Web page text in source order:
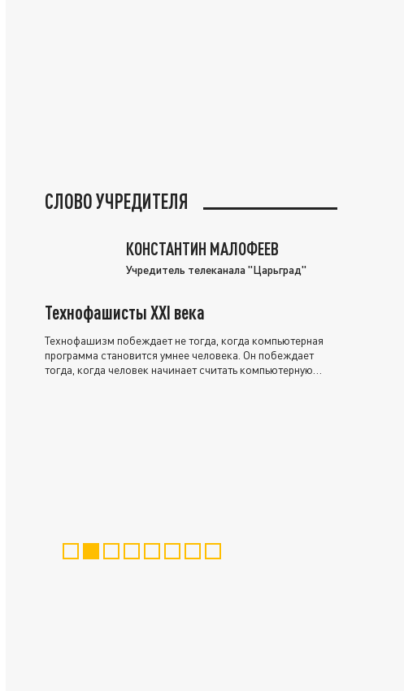
СЛОВО УЧРЕДИТЕЛЯ
КОНСТАНТИН МАЛОФЕЕВ
Учредитель телеканала "Царьград"
Технофашисты XXI века
Технофашизм побеждает не тогда, когда компьютерная
программа становится умнее человека. Он побеждает
тогда, когда человек начинает считать компьютерную